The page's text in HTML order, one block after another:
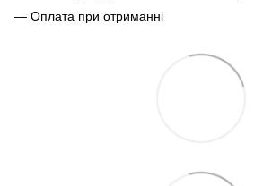
— Оплата при отриманні